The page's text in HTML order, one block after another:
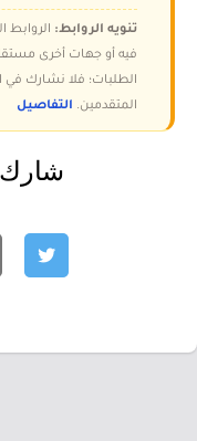
تنويه الروابط: الروابط
فيه أو جهات أخرى
الطلبات؛ فلا نشارك في
المتقدمين. التفاصيل
شارك